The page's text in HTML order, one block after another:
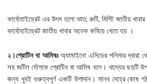
কার্বোহাইড্রেট এর উৎস হলো ভাত, রুটি, মিস্টি জাতীয় খাবার
কার্বোহাইড্রেট জাতীয় খাবার অনেক কমিয়ে খেতে হয় ।
২।প্রোটিন বা আমিষঃঅ্যামাইনো এসিডের পলিমার দ্বারা
সহ জটিল যৌগকে প্রোটিন বা আমিষ বলে। খাদ্যের ছয়টি
জন্য খুবই গুরুত্বপূর্ণ একটি উপাদান। মানব দেহের কোষ